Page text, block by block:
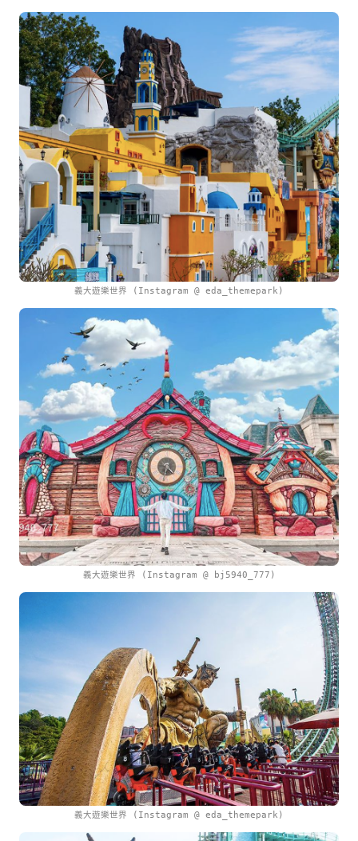
義大遊樂世界 (Instagram @ eda_themepark)
義大遊樂世界 (Instagram @ bj5940_777)
義大遊樂世界 (Instagram @ eda_themepark)